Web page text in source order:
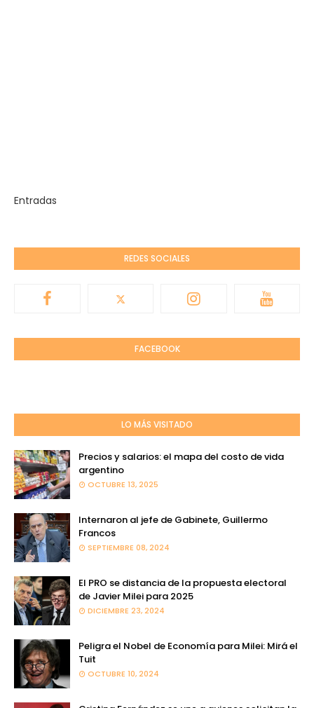
Entradas
REDES SOCIALES
FACEBOOK
LO MÁS VISITADO
Precios y salarios: el mapa del costo de vida
argentino
OCTUBRE 13, 2025
Internaron al jefe de Gabinete, Guillermo
Francos
SEPTIEMBRE 08, 2024
El PRO se distancia de la propuesta electoral
de Javier Milei para 2025
DICIEMBRE 23, 2024
Peligra el Nobel de Economía para Milei: Mirá el
Tuit
OCTUBRE 10, 2024